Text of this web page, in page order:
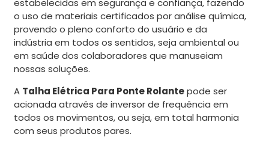
estabelecidas em segurança e confiança, fazendo
o uso de materiais certificados por análise química,
provendo o pleno conforto do usuário e da
indústria em todos os sentidos, seja ambiental ou
em saúde dos colaboradores que manuseiam
nossas soluções.
A Talha Elétrica Para Ponte Rolantepode ser
acionada através de inversor de frequência em
todos os movimentos, ou seja, em total harmonia
com seus produtos pares.